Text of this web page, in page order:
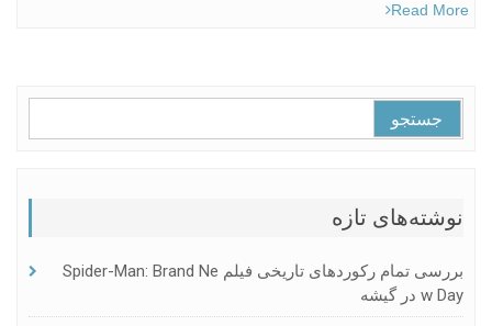
Read More
برای:
نوشته‌های تازه
بررسی تمام رکوردهای تاریخی فیلم Spider-Man: Brand Ne
W Day در گیشه